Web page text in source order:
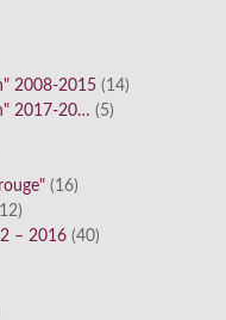
2008-2015 (14)
2017-20… (5)
(16)
– 2016 (40)